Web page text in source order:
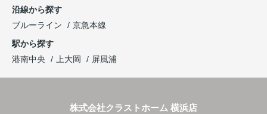
沿線から探す
ブルーライン
京急本線
駅から探す
港南中央
上大岡 屏風浦
株式会社クラストホーム 横浜店